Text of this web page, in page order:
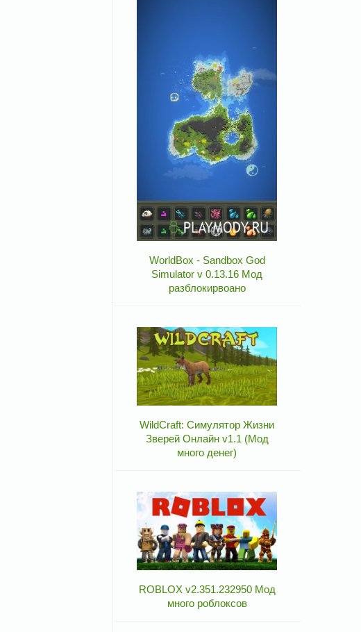
WorldBox - Sandbox God
Simulator v 0.13.16 Мод
разблокирвоано
WildCraft: Симулятор Жизни
Зверей Онлайн v1.1 (Мод
много денег)
ROBLOX v2.351.232950 Мод
много роблоксов